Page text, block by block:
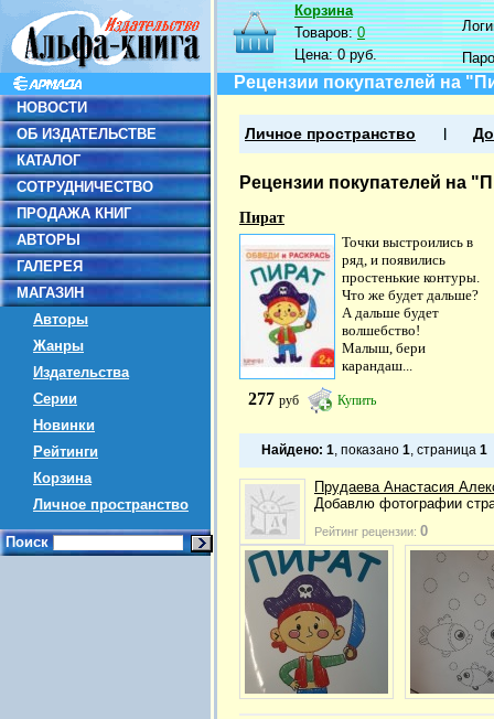
НОВОСТИ
ОБ ИЗДАТЕЛЬСТВЕ
КАТАЛОГ
СОТРУДНИЧЕСТВО
ПРОДАЖА КНИГ
АВТОРЫ
ГАЛЕРЕЯ
МАГАЗИН
Авторы
Жанры
Издательства
Серии
Новинки
Рейтинги
Корзина
Личное пространство
Поиск
Корзина
Товаров:0
Цена:0 руб.
Рецензии покупателей на
Личное пространство
Рецензии покупателей на
Пират
Точки выстроились в
ряд, и появились
простенькие контуры.
Что же будет дальше?
А дальше будет
волшебство!
Малыш, бери
карандаш...
277 руб Купить
Найдено: 1, показано 1, страница 1
Прудаева Анастасия
Добавлю фотографии
Рейтинг рецензии: 0